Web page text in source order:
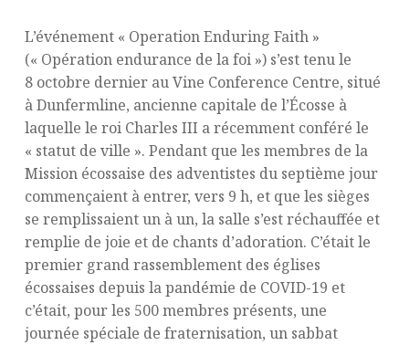
L’événement « Operation Enduring Faith »
(« Opération endurance de la foi ») s’est tenu le
8 octobre dernier au Vine Conference Centre, situé
à Dunfermline, ancienne capitale de l’Écosse à
laquelle le roi Charles III a récemment conféré le
« statut de ville ». Pendant que les membres de la
Mission écossaise des adventistes du septième jour
commençaient à entrer, vers 9 h, et que les sièges
se remplissaient un à un, la salle s’est réchauffée et
remplie de joie et de chants d’adoration. C’était le
premier grand rassemblement des églises
écossaises depuis la pandémie de COVID-19 et
c’était, pour les 500 membres présents, une
journée spéciale de fraternisation, un sabbat